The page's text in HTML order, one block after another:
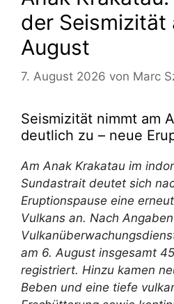
der Seismizität
August
7. August 2026 von Marc
Seismizität nimmt am
deutlich zu – neue
Am Anak Krakatau im
Sundastrait deutet sich
Eruptionspause eine
Vulkans an. Nach
am 6. August insgesamt
registriert. Hinzu kamen
Beben und eine tiefe